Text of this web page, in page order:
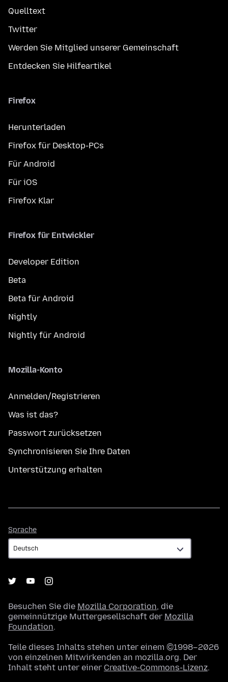
Quelltext
Twitter
Werden Sie Mitglied unserer Gemeinschaft
Entdecken Sie Hilfeartikel
Firefox
Herunterladen
Firefox für Desktop-PCs
Für Android
Für iOS
Firefox Klar
Firefox für Entwickler
Developer Edition
Beta
Beta für Android
Nightly
Nightly für Android
Mozilla-Konto
Anmelden/Registrieren
Was ist das?
Passwort zurücksetzen
Synchronisieren Sie Ihre Daten
Unterstützung erhalten
Sprache
Besuchen Sie die Mozilla Corporation, die
gemeinnützige Muttergesellschaft der Mozilla
Foundation.
Teile dieses Inhalts stehen unter einem ©1998–2026
von einzelnen Mitwirkenden an mozilla.org. Der
Inhalt steht unter einer Creative-Commons-Lizenz.